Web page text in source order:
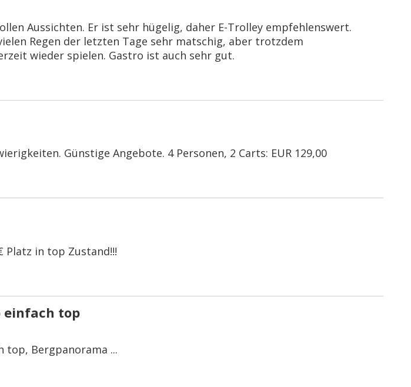
Aussichten. Er ist sehr hügelig, daher E-Trolley empfehlenswert.
Regen der letzten Tage sehr matschig, aber trotzdem
wieder spielen. Gastro ist auch sehr gut.
Günstige Angebote. 4 Personen, 2 Carts: EUR 129,00
Platz in top Zustand!!!
einfach top
top, Bergpanorama ...